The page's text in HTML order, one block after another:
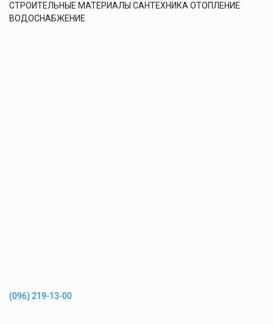
СТРОИТЕЛЬНЫЕ МАТЕРИАЛЫ САНТЕХНИКА ОТОПЛЕНИЕ
ВОДОСНАБЖЕНИЕ
(096) 219-13-00